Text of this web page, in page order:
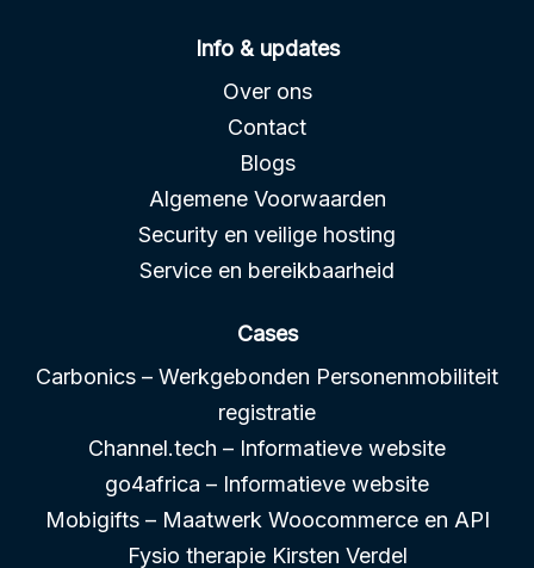
Info & updates
Over ons
Contact
Blogs
Algemene Voorwaarden
Security en veilige hosting
Service en bereikbaarheid
Cases
Carbonics – Werkgebonden Personenmobiliteit
registratie
Channel.tech – Informatieve website
go4africa – Informatieve website
Mobigifts – Maatwerk Woocommerce en API
Fysio therapie Kirsten Verdel